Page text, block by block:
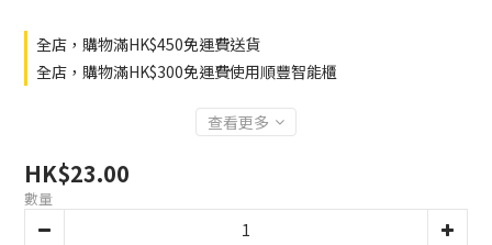
全店，購物滿HK$450免運費送貨
全店，購物滿HK$300免運費使用順豐智能櫃
查看更多
HK$23.00
數量